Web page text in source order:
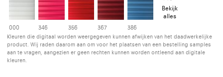
000 346 356 367 386
Bekijk
alles
Kleuren die digitaal worden weergegeven kunnen afwijken van het daadwerkelijke
product. Wij raden daarom aan om voor het plaatsen van een bestelling samples
aan te vragen, aangezien er geen rechten kunnen worden ontleend aan digitale
kleuren.